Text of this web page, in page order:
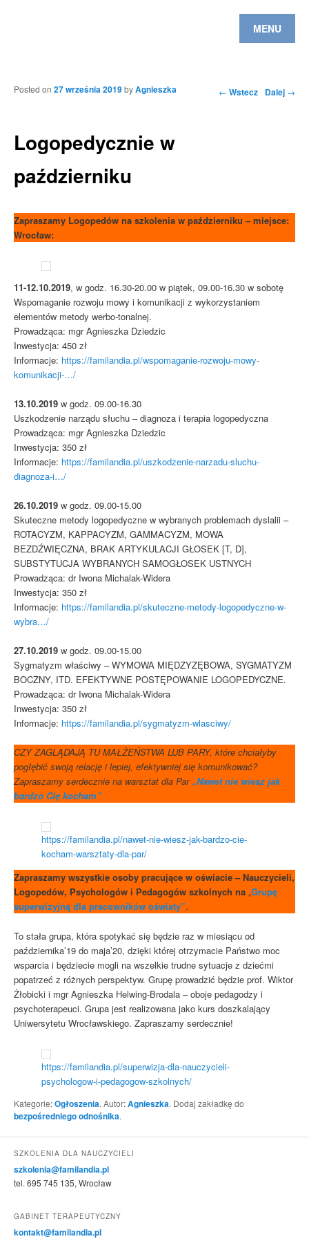
MENU
Nawigacja po
← Wstecz Dalej →
Logopedycznie w
październiku
Posted on 27 września 2019byAgnieszka
Zapraszamy Logopedów na szkolenia w październiku – miejsce:
Wrocław:
11-12.10.2019, w godz. 16.30-20.00 w piątek, 09.00-16.30 w sobotę
Wspomaganie rozwoju mowy i komunikacji z wykorzystaniem
elementów metody werbo-tonalnej.
Prowadząca: mgr Agnieszka Dziedzic
Inwestycja: 450 zł
Informacje: https://familandia.pl/wspomaganie-rozwoju-mowy-
komunikacji-…/
13.10.2019 w godz. 09.00-16.30
Uszkodzenie narządu słuchu – diagnoza i terapia logopedyczna
Prowadząca: mgr Agnieszka Dziedzic
Inwestycja: 350 zł
Informacje: https://familandia.pl/uszkodzenie-narzadu-sluchu-
diagnoza-i…/
26.10.2019 w godz. 09.00-15.00
Skuteczne metody logopedyczne w wybranych problemach dyslalii –
ROTACYZM, KAPPACYZM, GAMMACYZM, MOWA
BEZDŹWIĘCZNA, BRAK ARTYKULACJI GŁOSEK [T, D],
SUBSTYTUCJA WYBRANYCH SAMOGŁOSEK USTNYCH
Prowadząca: dr Iwona Michalak-Widera
Inwestycja: 350 zł
Informacje: https://familandia.pl/skuteczne-metody-logopedyczne-w-
wybra…/
27.10.2019 w godz. 09.00-15.00
Sygmatyzm właściwy – WYMOWA MIĘDZYZĘBOWA, SYGMATYZM
BOCZNY, ITD. EFEKTYWNE POSTĘPOWANIE LOGOPEDYCZNE.
Prowadząca: dr Iwona Michalak-Widera
Inwestycja: 350 zł
Informacje: https://familandia.pl/sygmatyzm-wlasciwy/
CZY ZAGLĄDAJĄ TU MAŁŻEŃSTWA LUB PARY, które chciałyby
pogłębić swoją relację i lepiej, efektywniej się komunikować?
Zapraszamy serdecznie na warsztat dla Par„Nawet nie wiesz jak
bardzo Cię kocham”
https://familandia.pl/nawet-nie-wiesz-jak-bardzo-cie-
kocham-warsztaty-dla-par/
Zapraszamy wszystkie osoby pracujące w oświacie – Nauczycieli,
Logopedów, Psychologów i Pedagogów szkolnych na „Grupę
superwizyjną dla pracowników oświaty”.
To stała grupa, która spotykać się będzie raz w miesiącu od
października’19 do maja’20, dzięki której otrzymacie Państwo moc
wsparcia i będziecie mogli na wszelkie trudne sytuacje z dziećmi
popatrzeć z różnych perspektyw. Grupę prowadzić będzie prof. Wiktor
Żłobicki i mgr Agnieszka Helwing-Brodala – oboje pedagodzy i
psychoterapeuci. Grupa jest realizowana jako kurs doszkalający
Uniwersytetu Wrocławskiego. Zapraszamy serdecznie!
https://familandia.pl/superwizja-dla-nauczycieli-
psychologow-i-pedagogow-szkolnych/
Kategorie:Ogłoszenia. Autor:Agnieszka. Dodaj zakładkę do
bezpośredniego odnośnika.
SZKOLENIA DLA NAUCZYCIELI
szkolenia@familandia.pl
tel. 695 745 135, Wrocław
GABINET TERAPEUTYCZNY
kontakt@familandia.pl